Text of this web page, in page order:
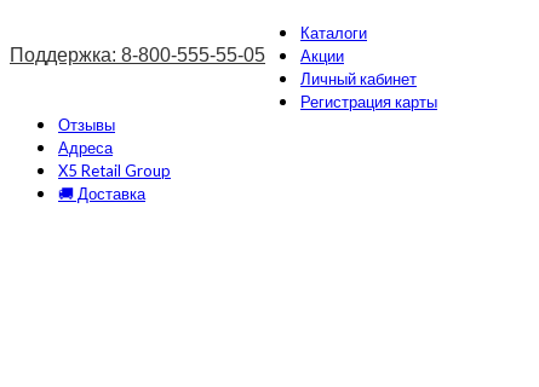
Поддержка: 8-800-555-55-05
Каталоги
Акции
Личный кабинет
Регистрация карты
Отзывы
Адреса
X5 Retail Group
🚚 Доставка